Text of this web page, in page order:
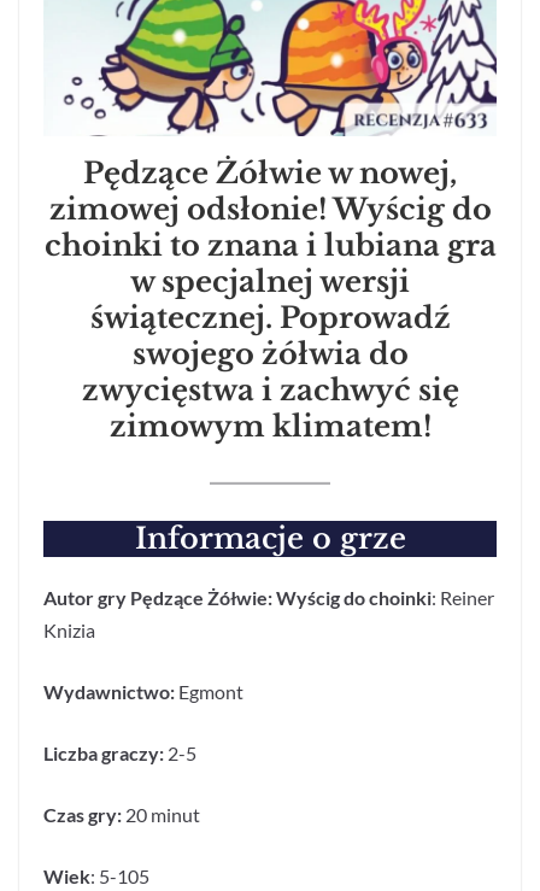
Pędzące Żółwie w nowej,
zimowej odsłonie! Wyścig do
choinki to znana i lubiana gra
w specjalnej wersji
świątecznej. Poprowadź
swojego żółwia do
zwycięstwa i zachwyć się
zimowym klimatem!
Informacje o grze
Autor gry Pędzące Żółwie: Wyścig do choinki: Reiner
Knizia
Wydawnictwo: Egmont
Liczba graczy: 2-5
Czas gry: 20 minut
Wiek: 5-105